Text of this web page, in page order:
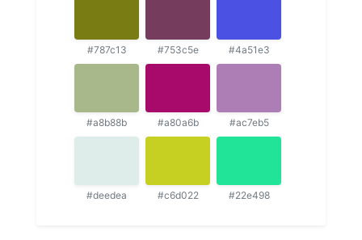
#787c13 #753c5e #4a51e3
#a8b88b #a80a6b #ac7eb5
#deedea #c6d022 #22e498